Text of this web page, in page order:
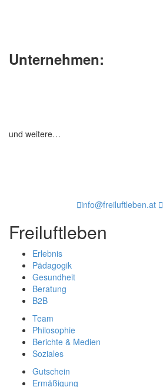
Unternehmen:
und weitere…
info@freiluftleben.at
Freiluftleben
Erlebnis
Pädagogik
Gesundheit
Beratung
B2B
Team
Philosophie
Berichte & Medien
Soziales
Gutschein
Ermäßigung